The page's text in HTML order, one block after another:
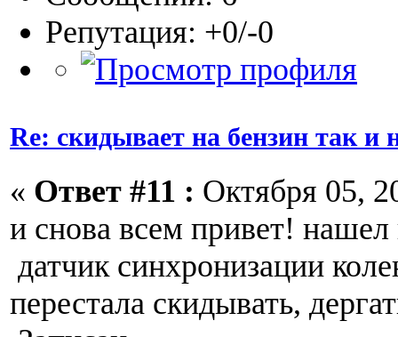
Репутация: +0/-0
Re: скидывает на бензин так
« Ответ #11 : Октября 05,
и снова всем привет!
датчик синхронизации
перестала скидывать,